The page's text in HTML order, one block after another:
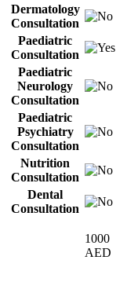
Dermatology
Consultation
Paediatric
Consultation
Paediatric
Neurology
Consultation
Paediatric
Psychiatry
Consultation
Nutrition
Consultation
Dental
Consultation
1000
AED